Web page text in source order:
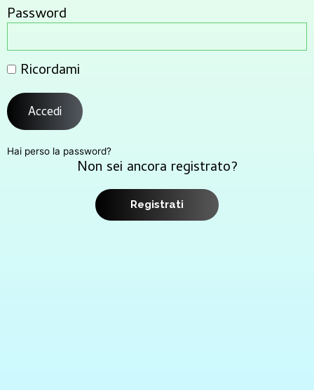
Password
Ricordami
Accedi
Hai perso la password?
Non sei ancora registrato?
Registrati